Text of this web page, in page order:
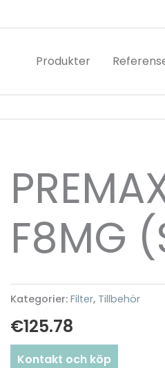
Produkter
F8MG
Kategorier: Filter, Tillbehör
€125.78
Kontakt och köp